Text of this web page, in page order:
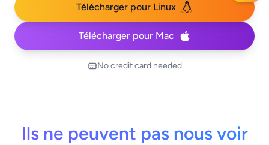
Télécharger pour Linux
Télécharger pour Mac
No credit card needed
Ils ne peuvent pas nous voir